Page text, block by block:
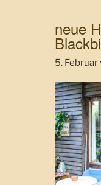
neue
5. Februar